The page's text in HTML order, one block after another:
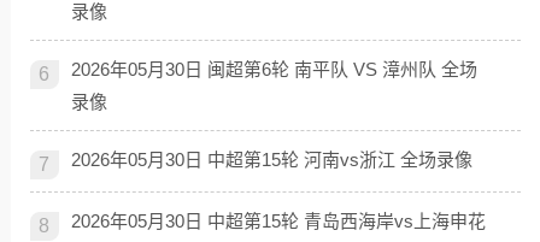
录像
6
2026年05月30日 闽超第6轮 南平队 VS 漳州队 全场
录像
7 2026年05月30日 中超第15轮 河南vs浙江 全场录像
8
2026年05月30日 中超第15轮 青岛西海岸vs上海申花